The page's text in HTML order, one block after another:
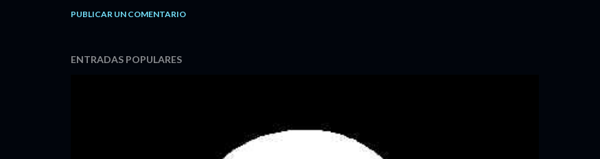
PUBLICAR UN COMENTARIO
ENTRADAS POPULARES